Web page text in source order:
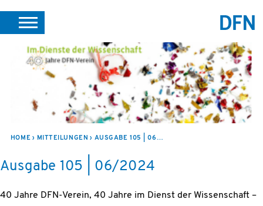
SUCHE PORTALE SUPPORT JOBS LEICHTE SPRACHE
VEREIN INTERN
HOME MITTEILUNGEN AUSGABE 105 | 06/2024
Ausgabe 105 | 06/2024
40 Jahre DFN-Verein, 40 Jahre im Dienst der Wissenschaft –